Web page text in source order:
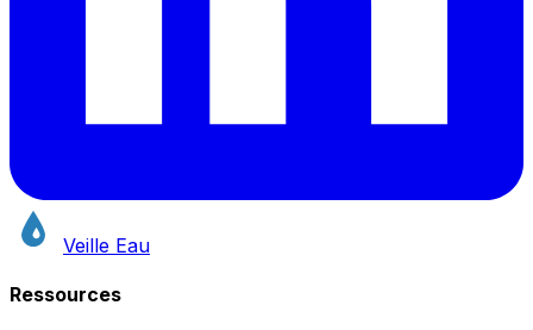
Veille Eau
Ressources